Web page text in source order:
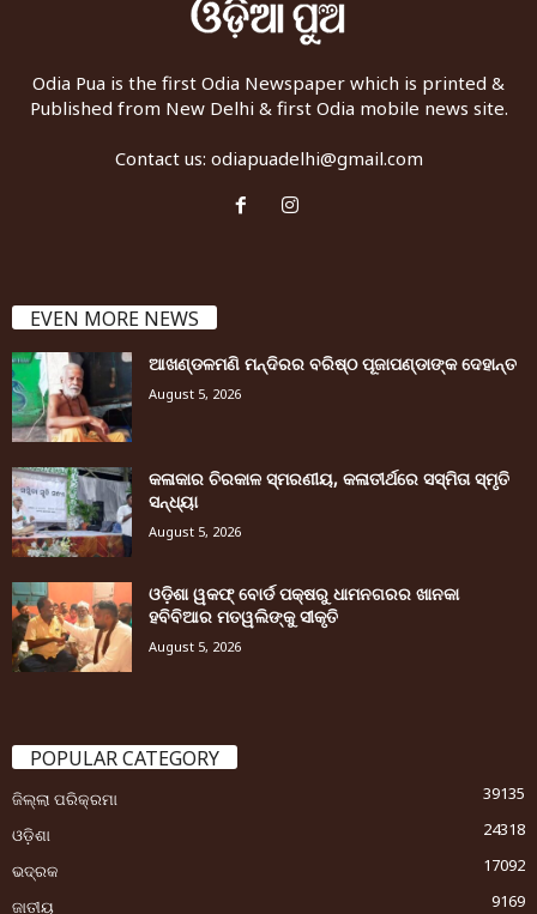
Odia Pua is the first Odia Newspaper which is printed &
Published from New Delhi & first Odia mobile news site.
Contact us: odiapuadelhi@gmail.com
EVEN MORE NEWS
ଆଖଣ୍ଡଳମଣି ମନ୍ଦିରର ବରିଷ୍ଠ ପୂଜାପଣ୍ଡାଙ୍କ ଦେହାନ୍ତ
August 5, 2026
କଳାକାର ଚିରକାଳ ସ୍ମରଣୀୟ, କଳାତୀର୍ଥରେ ସସ୍ମିତା ସ୍ମୃତି
ସନ୍ଧ୍ୟା
August 5, 2026
ଓଡ଼ିଶା ୱକଫ୍ ବୋର୍ଡ ପକ୍ଷରୁ ଧାମନଗରର ଖାନକା
ହବିବିଆର ମତୱଲିଙ୍କୁ ସୀକୃତି
August 5, 2026
POPULAR CATEGORY
ଜିଲ୍ଲା ପରିକ୍ରମା
39135
ଓଡ଼ିଶା
24318
ଭଦ୍ରକ
17092
ଜାତୀୟ
9169